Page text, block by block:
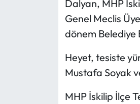
Dalyan, MHP
Genel Meclis
dönem Belediye
Heyet, tesiste
Mustafa Soyak
MHP İskilip İlçe
Osmancık Haberleri
Otomotiv
Resmi İlan